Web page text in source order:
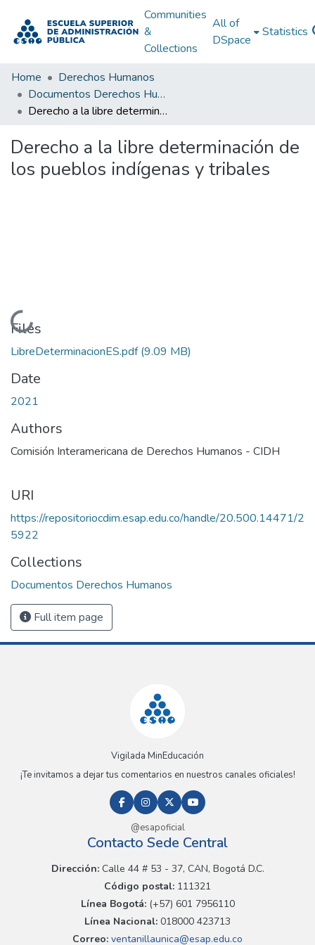
Communities
&
Collections
All of
DSpace
Statistics
Home
Derechos Humanos
Documentos Derechos Humanos
Derecho a la libre determinación de los pueblos indígenas y tribales
Derecho a la libre determinación de
los pueblos indígenas y tribales
Loading...
Files
LibreDeterminacionES.pdf(9.09 MB)
Date
2021
Authors
Comisión Interamericana de Derechos Humanos - CIDH
URI
https://repositoriocdim.esap.edu.co/handle/20.500.14471/2
5922
Collections
Documentos Derechos Humanos
Full item page
Vigilada MinEducación
¡Te invitamos a dejar tus comentarios en nuestros canales oficiales!
@esapoficial
Contacto Sede Central
Dirección:Calle 44 # 53 - 37, CAN, Bogotá D.C.
Código postal: 111321
Línea Bogotá:(+57) 601 7956110
Línea Nacional: 018000 423713
Correo: ventanillaunica@esap.edu.co